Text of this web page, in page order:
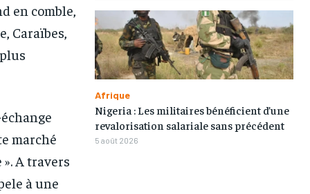
ACTU LOMÉ
1-MONTH
1-MONTH
ACTU LOMÉ
ACTU LOMÉ
ACTU LOMÉ
en comble,
Caraïbes,
marché
A travers
à une
Afrique
Nigeria : Les militaires bénéficient d’une
revalorisation salariale sans précédent
5 août 2026